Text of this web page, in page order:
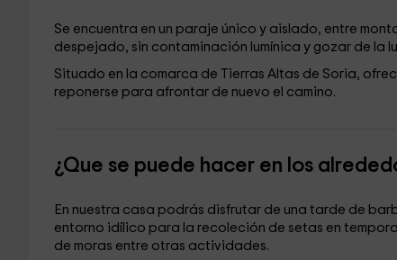
Se encuentra en un paraje único y aislado, entre
despejado, sin contaminación lumínica y gozar de la
Situado en la comarca de Tierras Altas de Soria,
reponerse para afrontar de nuevo el camino.
¿Que se puede hacer en los
En nuestra casa podrás disfrutar de una tarde de
entorno idílico para la recoleción de setas en
de moras entre otras actividades.